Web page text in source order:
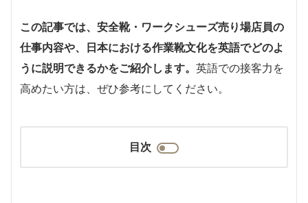
この記事では、安全靴・ワークシューズ売り場店員の
仕事内容や、日本における作業靴文化を英語でどのよ
うに説明できるかをご紹介します。 英語での接客力を
高めたい方は、ぜひ参考にしてください。
目次